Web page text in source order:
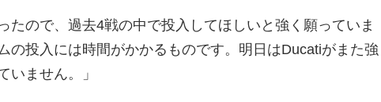
たので、過去4戦の中で投入してほしいと強く願っていま
の投入には時間がかかるものです。明日はDucatiがまた強
いません。」